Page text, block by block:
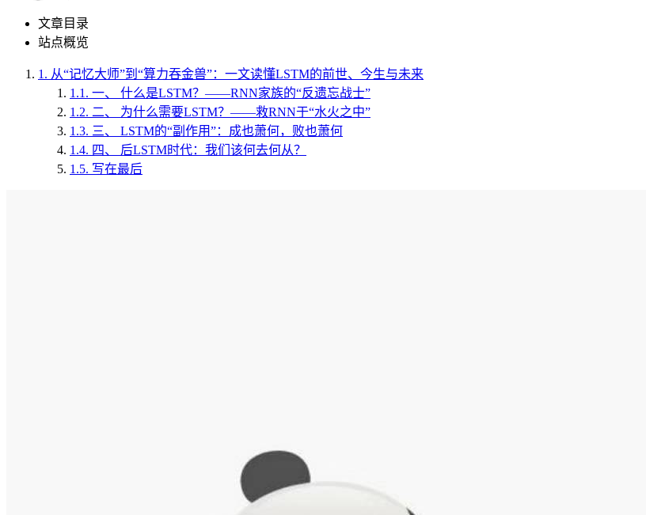
文章目录
站点概览
1. 从“记忆大师”到“算力吞金兽”：一文读懂LSTM的前世、今生与未来
1.1. 一、 什么是LSTM？——RNN家族的“反遗忘战士”
1.2. 二、 为什么需要LSTM？——救RNN于“水火之中”
1.3. 三、 LSTM的“副作用”：成也萧何，败也萧何
1.4. 四、 后LSTM时代：我们该何去何从？
1.5. 写在最后